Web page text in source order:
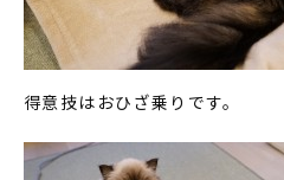
得意技はおひざ乗りです。